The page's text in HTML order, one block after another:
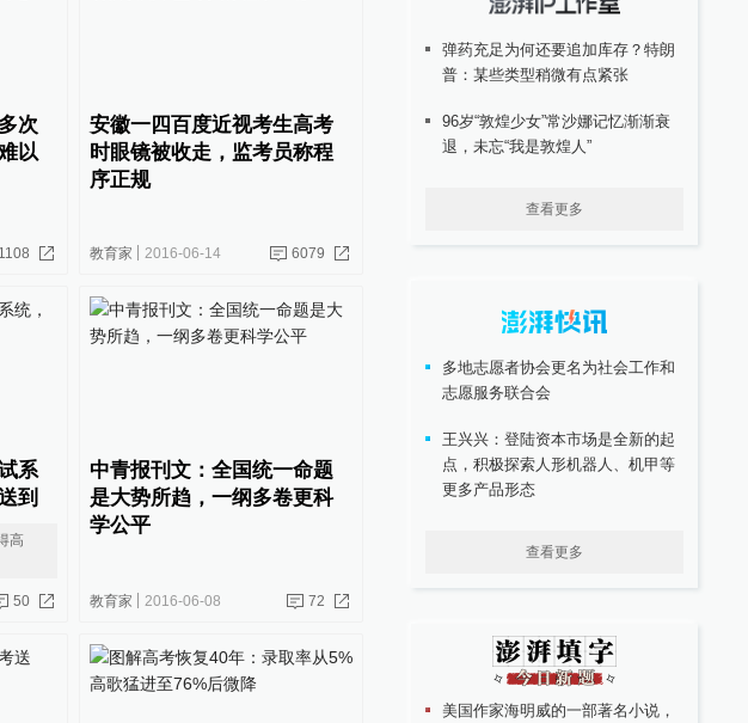
次
以
1108
安徽一四百度近视考生高考
时眼镜被收走，监考员称程
序正规
教育家 2016-06-14 6079
系
到
高
50
中青报刊文：全国统一命题
是大势所趋，一纲多卷更科
学公平
教育家 2016-06-08 72
弹药充足为何还要追加库存？特朗
普：某些类型稍微有点紧张
96岁“敦煌少女”常沙娜记忆渐渐衰
退，未忘“我是敦煌人”
查看更多
多地志愿者协会更名为社会工作和
志愿服务联合会
王兴兴：登陆资本市场是全新的起
点，积极探索人形机器人、机甲等
更多产品形态
查看更多
美国作家海明威的一部著名小说，